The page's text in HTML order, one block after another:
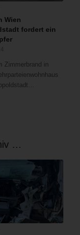
Wien
fordert ein
Zimmerbrand in
…